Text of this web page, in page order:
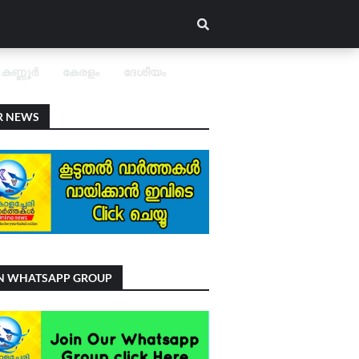
കണ്ണൂർ കേരളം ദേശീയം
NEWS
WHATSAPP GROUP